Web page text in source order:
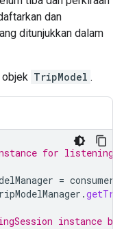
dan
ditunjukkan dalam
TripModel .
for
=
.
instance